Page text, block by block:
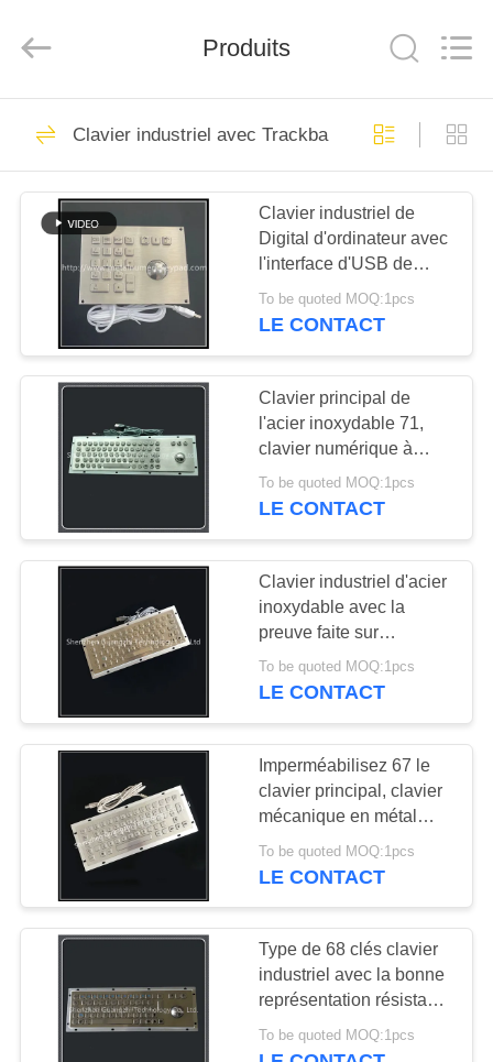
MAISON
PRODUITS
SUJET
NOUS
VISITE
D'USINE
CONTRÔLE
DE
QUALITÉ
CONTACTEZ-
NOUS
DEMANDEZ
CITATION
PLAN
SITE
Reserved.
Pavé numérique
métalliques
Pavé numérique
industriel
34
Pavé numérique
rétro-éclairé
33
Pavé numérique
incorporé
15
Produits
Clavier industriel avec Trackball
Clavier industriel de
Digital d'ordinateur avec
l'interface d'USB de
boule de commande
To be quoted MOQ:1pcs
LE CONTACT
Clavier principal de
l'acier inoxydable 71,
clavier numérique à
l'épreuve du vandalisme
avec la boule roulante
To be quoted MOQ:1pcs
LE CONTACT
Clavier industriel d'acier
inoxydable avec la
preuve faite sur
commande de rouille de
disposition de boule de
To be quoted MOQ:1pcs
LE CONTACT
Imperméabilisez 67 le
clavier principal, clavier
mécanique en métal
avec des touches de
fonction F-N
To be quoted MOQ:1pcs
LE CONTACT
Type de 68 clés clavier
industriel avec la bonne
représentation résistante
aux explosions de boule
de commande
To be quoted MOQ:1pcs